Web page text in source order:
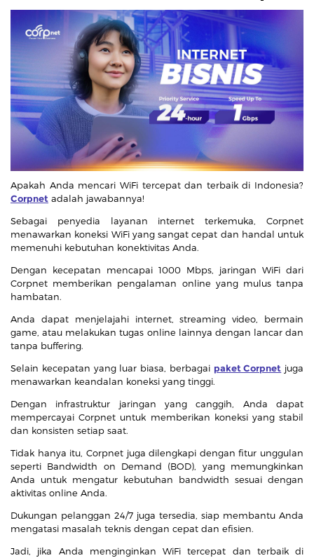
Apakah Anda mencari WiFi tercepat dan terbaik di Indonesia?
Corpnet adalah jawabannya!
Sebagai penyedia layanan internet terkemuka, Corpnet
menawarkan koneksi WiFi yang sangat cepat dan handal untuk
memenuhi kebutuhan konektivitas Anda.
Dengan kecepatan mencapai 1000 Mbps, jaringan WiFi dari
Corpnet memberikan pengalaman online yang mulus tanpa
hambatan.
Anda dapat menjelajahi internet, streaming video, bermain
game, atau melakukan tugas online lainnya dengan lancar dan
tanpa buffering.
Selain kecepatan yang luar biasa, berbagai paket Corpnet juga
menawarkan keandalan koneksi yang tinggi.
Dengan infrastruktur jaringan yang canggih, Anda dapat
mempercayai Corpnet untuk memberikan koneksi yang stabil
dan konsisten setiap saat.
Tidak hanya itu, Corpnet juga dilengkapi dengan fitur unggulan
seperti Bandwidth on Demand (BOD), yang memungkinkan
Anda untuk mengatur kebutuhan bandwidth sesuai dengan
aktivitas online Anda.
Dukungan pelanggan 24/7 juga tersedia, siap membantu Anda
mengatasi masalah teknis dengan cepat dan efisien.
Jadi, jika Anda menginginkan WiFi tercepat dan terbaik di